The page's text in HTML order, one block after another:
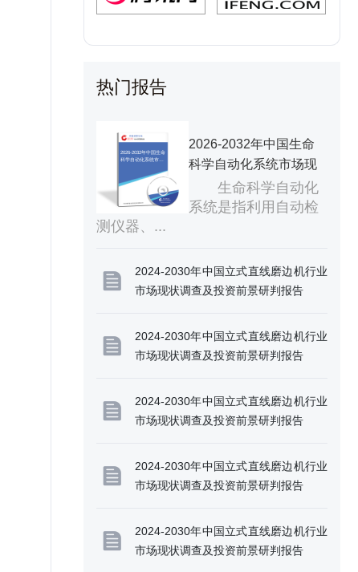
热门报告
2026-2032年中国生命
科学自动化系统市场
2026-2032年中国生命
科学自动化系统市场现
状研究分析与发展前景
生命科学自动化
系统是指利用自动检
测仪器、...
2024-2030年中国立式直线磨边机行业
市场现状调查及投资前景研判报告
2024-2030年中国立式直线磨边机行业
市场现状调查及投资前景研判报告
2024-2030年中国立式直线磨边机行业
市场现状调查及投资前景研判报告
2024-2030年中国立式直线磨边机行业
市场现状调查及投资前景研判报告
2024-2030年中国立式直线磨边机行业
市场现状调查及投资前景研判报告